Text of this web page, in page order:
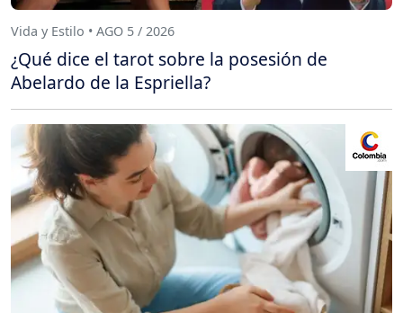
Vida y Estilo • AGO 5 / 2026
¿Qué dice el tarot sobre la posesión de
Abelardo de la Espriella?